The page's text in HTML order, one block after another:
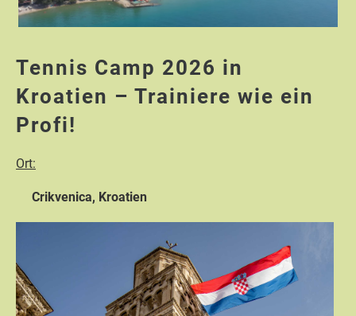
Tennis Camp 2026 in
Kroatien – Trainiere wie ein
Profi!
Ort:
Crikvenica, Kroatien